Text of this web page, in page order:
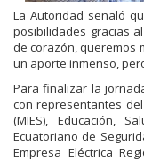
La Autoridad señaló
posibilidades gracias
de corazón, queremos
un aporte inmenso,
Para finalizar la
con representantes
(MIES), Educación,
Ecuatoriano de
Empresa Eléctrica